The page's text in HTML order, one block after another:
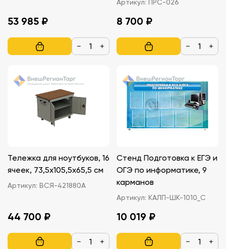
53 985 ₽
− +
Артикул: ПРС-026
8 700 ₽
− +
Тележка для ноутбуков, 16
ячеек, 73,5х105,5х65,5 см
Артикул: ВСЯ-421880A
44 700 ₽
− +
Стенд Подготовка к ЕГЭ и
ОГЭ по информатике, 9
карманов
Артикул: КАЛП-ШК-1010_С
10 019 ₽
− +